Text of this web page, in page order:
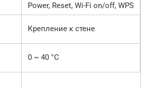
Power, Reset, Wi-Fi on/off, WPS
Крепление к стене
0 ~ 40 °C